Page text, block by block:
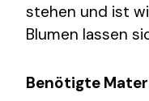
stehen und ist
Blumen lassen
Benötigte